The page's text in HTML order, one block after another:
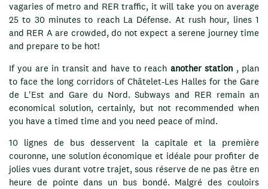
vagaries of metro and RER traffic, it will take you on average
25 to 30 minutes to reach La Défense. At rush hour, lines 1
and RER A are crowded, do not expect a serene journey time
and prepare to be hot!
If you are in transit and have to reach another station , plan
to face the long corridors of Châtelet-Les Halles for the Gare
de L'Est and Gare du Nord. Subways and RER remain an
economical solution, certainly, but not recommended when
you have a timed time and you need peace of mind.
10 lignes de bus desservent la capitale et la première
couronne, une solution économique et idéale pour profiter de
jolies vues durant votre trajet, sous réserve de ne pas être en
heure de pointe dans un bus bondé. Malgré des couloirs